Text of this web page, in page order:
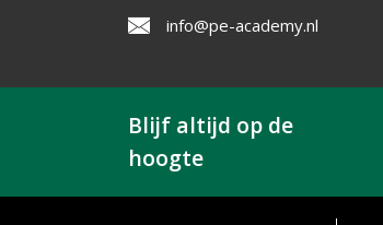
info@pe-academy.nl
Blijf altijd op de
hoogte